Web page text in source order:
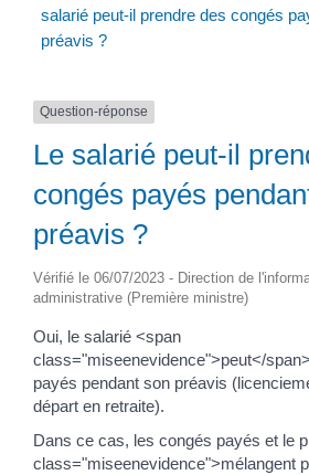
salarié peut-il prendre des congés
préavis ?
Question-réponse
Le salarié peut-il
congés payés
préavis ?
Vérifié le 06/07/2023 - Direction de
administrative (Première ministre)
Oui, le salarié <span
class="miseenevidence">peut</
payés pendant son préavis
départ en retraite).
Dans ce cas, les congés payés et le
class="miseenevidence">mélangent